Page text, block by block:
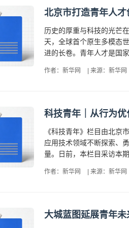
北京市打造青年人
历史的厚重与科技的光芒
天，全球首个原生多模态
进的长卷。青年人才是国
作者：新华网 来源：新华网
科技青年｜从行为
《科技青年》栏目由北京
应用技术领域不断探索、
量。日前，本栏目采访本
作者：新华网 来源：新华网
大城蓝图延展青年未